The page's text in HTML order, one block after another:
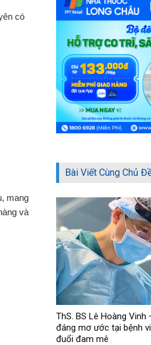
có
mang
và
Bài Viết Cùng Chủ
ThS. BS Lê Hoàng
đáng mơ ước tại bệnh
đuổi đam mê